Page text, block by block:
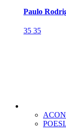
Paulo
35 35